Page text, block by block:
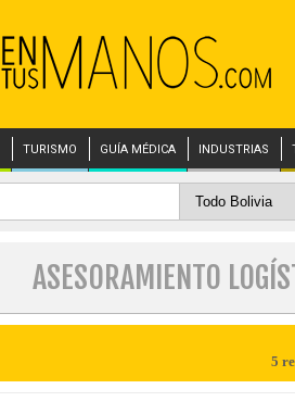
TURISMO GUÍA MÉDICA INDUSTRIAS
ASESORAMIENTO
5